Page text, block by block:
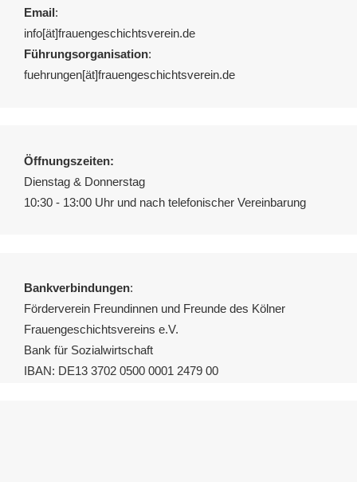
Email:
info[ät]frauengeschichtsverein.de
Führungsorganisation:
fuehrungen[ät]frauengeschichtsverein.de
Öffnungszeiten:
Dienstag & Donnerstag
10:30 - 13:00 Uhr und nach telefonischer Vereinbarung
Bankverbindungen:
Förderverein Freundinnen und Freunde des Kölner
Frauengeschichtsvereins e.V.
Bank für Sozialwirtschaft
IBAN: DE13 3702 0500 0001 2479 00